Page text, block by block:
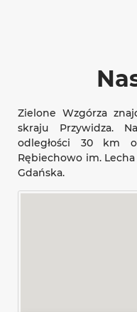
Zielone Wzgórza
skraju Przywidza.
odległości 30 km
Rębiechowo im.
Gdańska.